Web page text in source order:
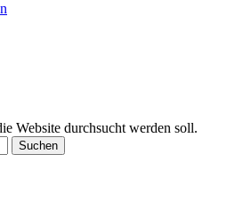
Website durchsucht werden soll.
Suchen